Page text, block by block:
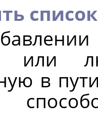
или
в